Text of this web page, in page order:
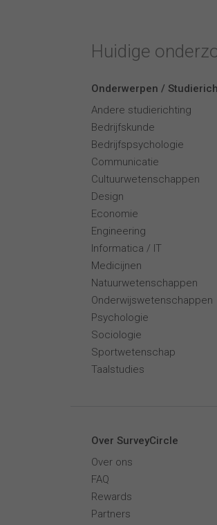
Huidige
Onderwerpen /
Andere studierichting
Bedrijfskunde
Bedrijfspsychologie
Communicatie
Cultuurwetenschappen
Design
Economie
Engineering
Informatica / IT
Medicijnen
Natuurwetenschappen
Onderwijswetenschappen
Psychologie
Sociologie
Sportwetenschap
Taalstudies
Over SurveyCircle
Over ons
FAQ
Rewards
Partners